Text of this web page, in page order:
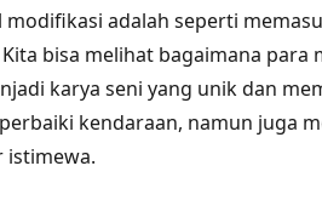
adalah seperti
bisa melihat bagaimana para
karya seni yang unik dan
kendaraan, namun juga
istimewa.